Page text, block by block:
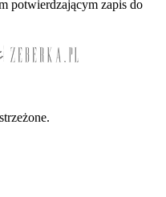
potwierdzającym zapis do